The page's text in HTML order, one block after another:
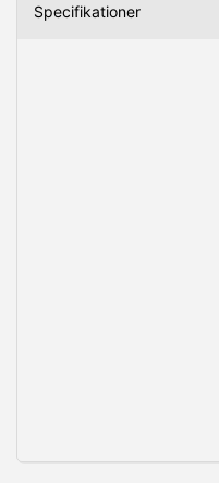
Specifikationer